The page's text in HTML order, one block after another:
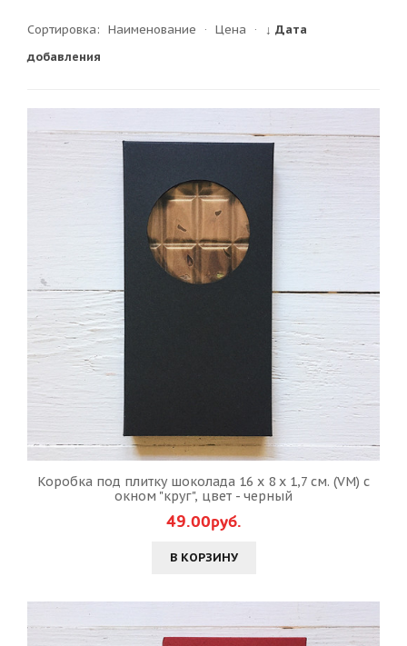
Сортировка: Наименование · Цена ·
↓ Дата
добавления
Коробка под плитку шоколада 16 х 8 х 1,7 см. (VM) с
окном "круг", цвет - черный
49.00руб.
В КОРЗИНУ